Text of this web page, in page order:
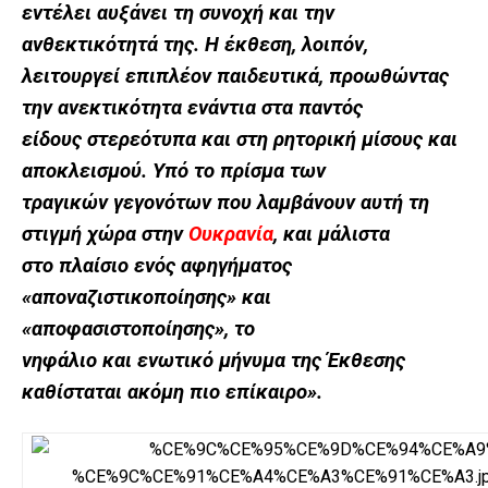
εντέλει αυξάνει τη συνοχή και την
ανθεκτικότητά της. Η έκθεση, λοιπόν,
λειτουργεί επιπλέον παιδευτικά, προωθώντας
την ανεκτικότητα ενάντια στα παντός
είδους στερεότυπα και στη ρητορική μίσους και
αποκλεισμού. Υπό το πρίσμα των
τραγικών γεγονότων που λαμβάνουν αυτή τη
στιγμή χώρα στηνΟυκρανία, και μάλιστα
στο πλαίσιο ενός αφηγήματος
«αποναζιστικοποίησης» και
«αποφασιστοποίησης», το
νηφάλιο και ενωτικό μήνυμα της Έκθεσης
καθίσταται ακόμη πιο επίκαιρο».